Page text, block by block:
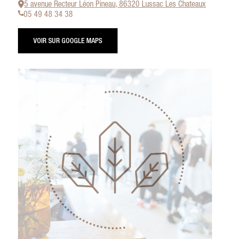
5 avenue Recteur Léon Pineau, 86320 Lussac Les Chateaux
05 49 48 34 38
VOIR SUR GOOGLE MAPS